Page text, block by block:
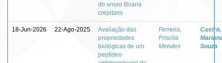
do anuro Boana
crepitans
18-Jun-2026 22-Ago-2025
Avaliação das
propriedades
biológicas de um
peptídeo
Ferreira,
Priscila
Mendes
Castro,
Souza